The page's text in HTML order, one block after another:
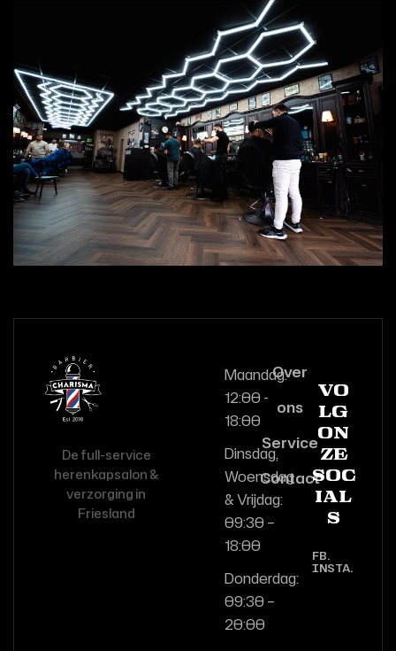
De full-service
herenkapsalon &
verzorging in
Friesland
Maandag:
12:00 -
18:00
Dinsdag,
Woensdag
& Vrijdag:
09:30 –
18:00
Donderdag:
09:30 –
20:00
Over
ons
Service
Contact
Vo
lg
on
ze
soc
ial
s
FB.
INSTA.